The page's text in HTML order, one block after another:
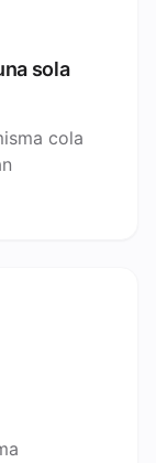
sola
cola